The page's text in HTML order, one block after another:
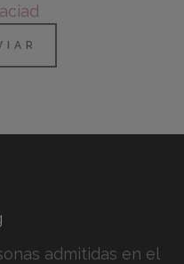
admitidas en el